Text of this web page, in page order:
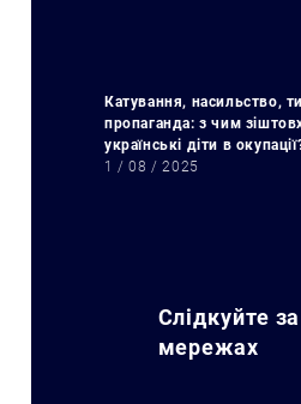
Катування, насильство,
пропаганда: з чим
українські діти в
1 / 08 / 2025
Слідкуйте
мережах